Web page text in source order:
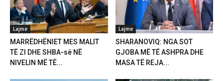
Lajme
MARRËDHËNIET MES MALIT
TË ZI DHE SHBA-së NË
NIVELIN MË TË...
Lajme
SHARANOVIQ: NGA SOT
GJOBA MË TË ASHPRA DHE
MASA TË REJA...